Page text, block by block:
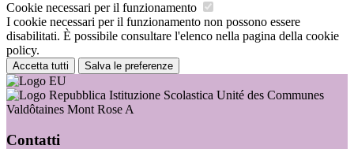
Cookie necessari per il funzionamento
I cookie necessari per il funzionamento non possono essere
disabilitati. È possibile consultare l'elenco nella pagina della cookie
policy.
Accetta tutti Salva le preferenze
Istituzione Scolastica Unité des Communes
Valdôtaines Mont Rose A
Contatti